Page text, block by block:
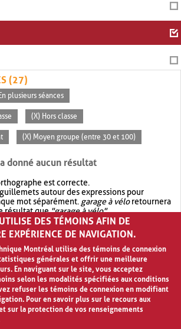
(27)
plusieurs séances
(X) Hors classe
(X) Moyen groupe (entre 30 et 100)
donné aucun résultat
est correcte.
autour des expressions pour
mot séparément. garage à véloretournera
résultat que"garage à vélo".
votre recherche avec OR.garage OR vélo
plus de résultat quegarage à vélo
DES TÉMOINS AFIN DE
EXPÉRIENCE DE NAVIGATION.
Montréal utilise des témoins de connexion
générales et offrir une meilleure
En naviguant sur le site, vous acceptez
selon les modalités spécifiées aux conditions
refuser les témoins de connexion en modifiant
Pour en savoir plus sur le recours aux
sur la protection de vos renseignements